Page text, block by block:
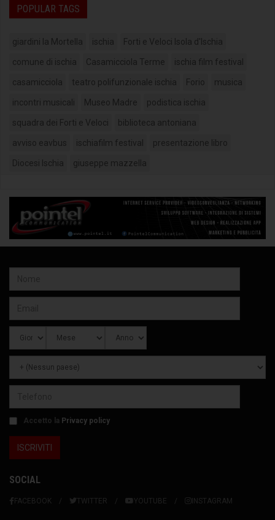
POPULAR TAGS
giardini la Mortella ischia Forti e Veloci Isola d'Ischia
comune di ischia Casamicciola Terme ischia film festival
casamicciola teatro polifunzionale ischia Forio musica
incontri musicali Museo Madre podistica ischia
squadra dei Forti e Veloci biblioteca antoniana
avviso eavbus ischiafilm festival presentazione libro
Diocesi Ischia giuseppe mazzella
Accetto la Privacy policy
SOCIAL
FACEBOOK TWITTER YOUTUBE INSTAGRAM